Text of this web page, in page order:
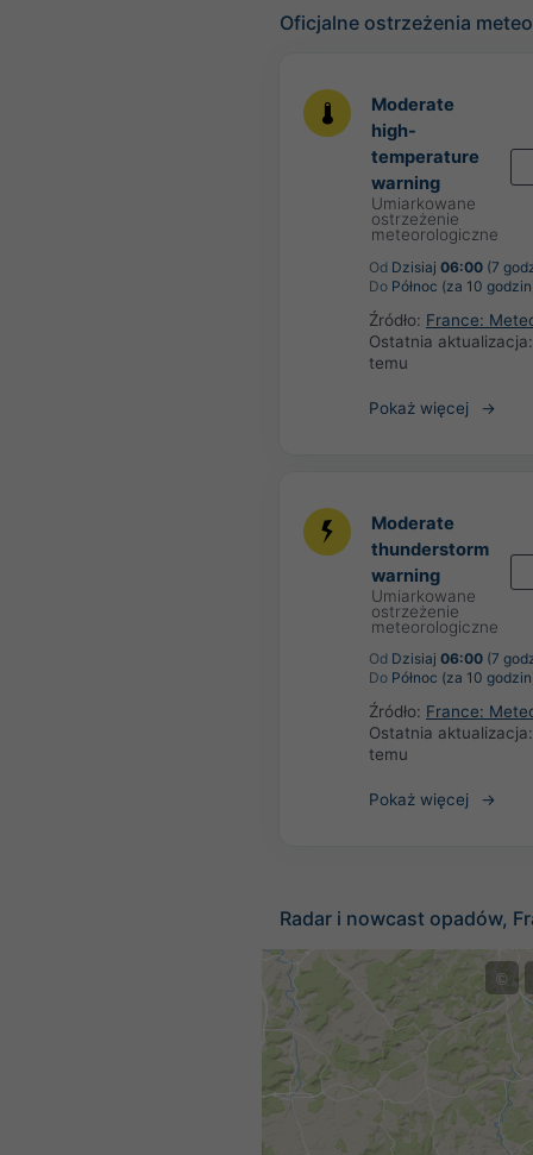
Oficjalne ostrzeżenia
Moderate
high-
temperature
warning
Umiarkowane
ostrzeżenie
meteorologiczne
Od Dzisiaj 06:00 (7
Do Północ (za 10
Źródło: France:
Ostatnia
temu
Pokaż więcej
Moderate
thunderstorm
warning
Umiarkowane
ostrzeżenie
meteorologiczne
Od Dzisiaj 06:00 (7
Do Północ (za 10
Źródło: France:
Ostatnia
temu
Pokaż więcej
Radar i nowcast opadów,
©